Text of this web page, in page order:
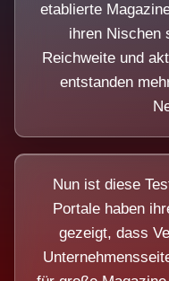
etablierte
ihren Nischen
Reichweite und
entstanden
Nun ist diese
Portale haben
gezeigt, dass